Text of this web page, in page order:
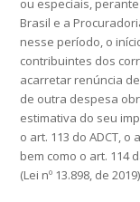
ou especiais,
Brasil e a
nesse período, o
contribuintes dos
acarretar renúncia
de outra despesa
estimativa do seu
o art. 113 do ADCT,
bem como o art. 114
(Lei nº 13.898, de